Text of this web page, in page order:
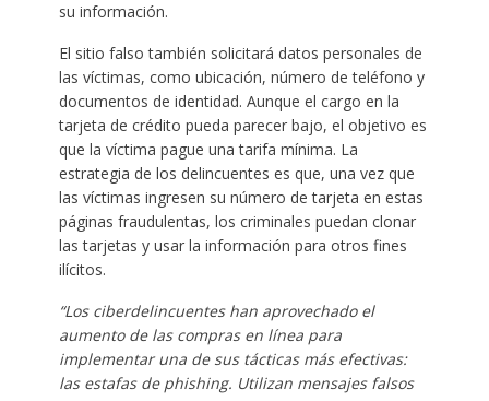
su información.
El sitio falso también solicitará datos personales de
las víctimas, como ubicación, número de teléfono y
documentos de identidad. Aunque el cargo en la
tarjeta de crédito pueda parecer bajo, el objetivo es
que la víctima pague una tarifa mínima. La
estrategia de los delincuentes es que, una vez que
las víctimas ingresen su número de tarjeta en estas
páginas fraudulentas, los criminales puedan clonar
las tarjetas y usar la información para otros fines
ilícitos.
“Los ciberdelincuentes han aprovechado el
aumento de las compras en línea para
implementar una de sus tácticas más efectivas:
las estafas de phishing. Utilizan mensajes falsos